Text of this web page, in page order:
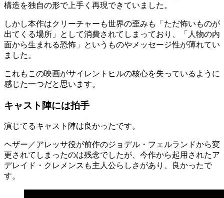
構造を独自の形で上手く再現できていました。
しかし本作はクリーチャーも世界の歪みも「ただ怖いものが
出てくる場所」として消費されてしまっており、「人物の内
面から生まれる恐怖」というものやメッセージ性が薄れてい
ました。
これもこの映画がサイレントヒルの核心を失っているように
感じた一つだと思います。
キャスト陣には拍手
演じてるキャスト陣は良かったです。
ヘザー／アレッサ役が前作のジョデル・フェルランドから変
更されてしまったのは残念でしたが、今作から起用されたア
デレイド・クレメンスも主人公らしさがあり、良かったで
す。